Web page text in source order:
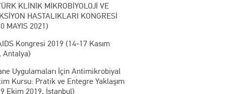
KLİNİK MİKROBİYOLOJİ VE
HASTALIKLARI KONGRESİ
MAYIS 2021)
Kongresi 2019 (14-17 Kasım
Antalya)
Uygulamaları İçin Antimikrobiyal
Kursu: Pratik ve Entegre Yaklaşım
Ekim 2019, İstanbul)